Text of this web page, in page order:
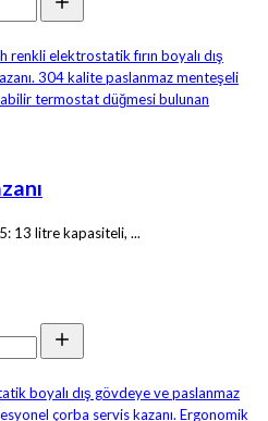
13 litre kapasiteli, ...